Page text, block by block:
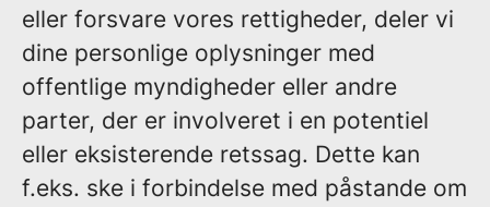
eller forsvare vores rettigheder, deler vi
dine personlige oplysninger med
offentlige myndigheder eller andre
parter, der er involveret i en potentiel
eller eksisterende retssag. Dette kan
f.eks. ske i forbindelse med påstande om